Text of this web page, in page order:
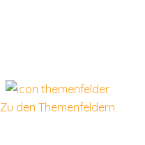
Zu den Themenfeldern